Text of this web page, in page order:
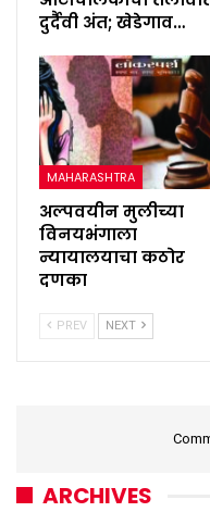
दुर्दैवी अंत; खेडेगाव…
MAHARASHTRA
अल्पवयीन मुलीच्या
विनयभंगाला
न्यायालयाचा कठोर
दणका
PREV NEXT
ARCHIVES